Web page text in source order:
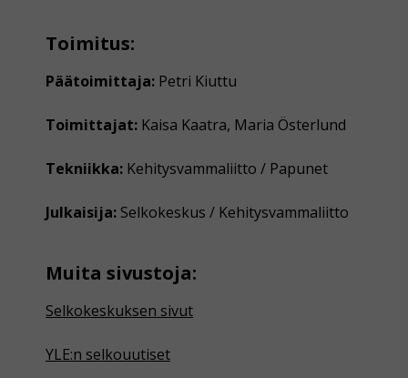
Toimitus:
Päätoimittaja: Petri Kiuttu
Toimittajat: Kaisa Kaatra, Maria Österlund
Tekniikka: Kehitysvammaliitto / Papunet
Julkaisija: Selkokeskus / Kehitysvammaliitto
Muita sivustoja:
Selkokeskuksen sivut
YLE:n selkouutiset